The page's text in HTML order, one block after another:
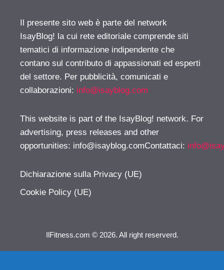
Il presente sito web è parte del network
IsayBlog! la cui rete editoriale comprende siti
tematici di informazione indipendente che
contano sul contributo di appassionati ed esperti
del settore. Per pubblicità, comunicati e
collaborazioni: info@isayblog.com
This website is part of the IsayBlog! network. For
advertising, press releases and other
opportunities: info@isayblog.comContattaci:
Dichiarazione sulla Privacy (UE)
Cookie Policy (UE)
IlFitness.com © 2026. All right reserverd.